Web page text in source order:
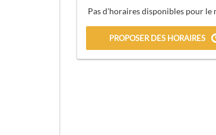
Pas d'horaires disponibles pour le
PROPOSER DES HORAIRES